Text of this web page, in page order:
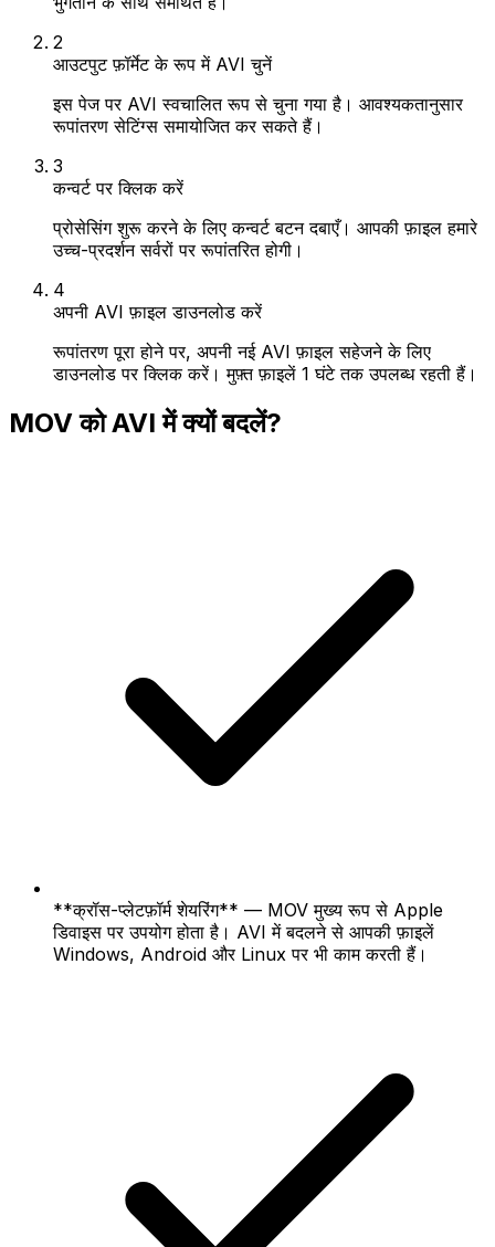
2
आउटपुट फ़ॉर्मेट के रूप में AVI चुनें
इस पेज पर AVI स्वचालित रूप से चुना गया है। आवश्यकतानुसार
रूपांतरण सेटिंग्स समायोजित कर सकते हैं।
3
कन्वर्ट पर क्लिक करें
प्रोसेसिंग शुरू करने के लिए कन्वर्ट बटन दबाएँ। आपकी फ़ाइल हमारे
उच्च-प्रदर्शन सर्वरों पर रूपांतरित होगी।
4
अपनी AVI फ़ाइल डाउनलोड करें
रूपांतरण पूरा होने पर, अपनी नई AVI फ़ाइल सहेजने के लिए
डाउनलोड पर क्लिक करें। मुफ़्त फ़ाइलें 1 घंटे तक उपलब्ध रहती हैं।
MOV को AVI में क्यों बदलें?
**क्रॉस-प्लेटफ़ॉर्म शेयरिंग** — MOV मुख्य रूप से Apple
डिवाइस पर उपयोग होता है। AVI में बदलने से आपकी फ़ाइलें
Windows, Android और Linux पर भी काम करती हैं।